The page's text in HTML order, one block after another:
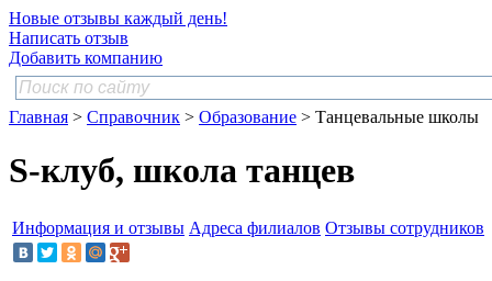
Новые отзывы каждый день!
Написать отзыв
Добавить компанию
Главная > Справочник > Образование > Танцевальные школы
S-клуб, школа танцев
Информация и отзывы Адреса филиалов Отзывы сотрудников